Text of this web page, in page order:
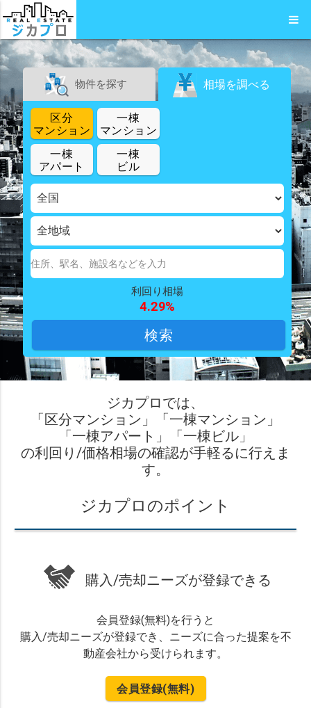
物件を探す 相場を調べる
区分
マンション
一棟
マンション
一棟
アパート
一棟
ビル
利回り相場
4.29%
検索
ジカプロでは、
「区分マンション」「一棟マンション」
「一棟アパート」「一棟ビル」
の利回り/価格相場の確認が手軽るに行えま
す。
ジカプロのポイント
購入/売却ニーズが登録できる
会員登録(無料)を行うと
購入/売却ニーズが登録でき、ニーズに合った提案を不
動産会社から受けられます。
会員登録(無料)